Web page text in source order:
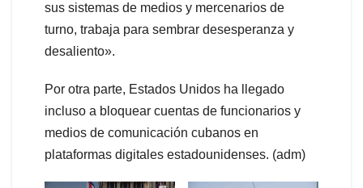
sus sistemas de medios y mercenarios de
turno, trabaja para sembrar desesperanza y
desaliento».
Por otra parte, Estados Unidos ha llegado
incluso a bloquear cuentas de funcionarios y
medios de comunicación cubanos en
plataformas digitales estadounidenses. (adm)